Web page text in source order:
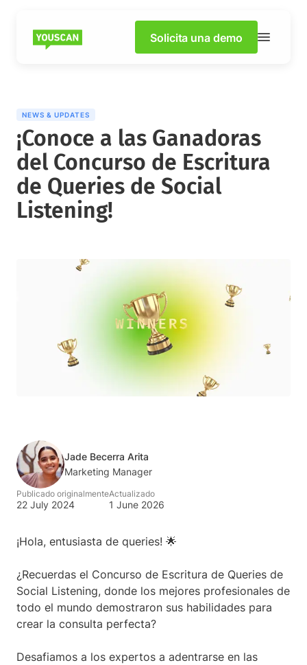
Solicita una demo
NEWS & UPDATES
¡Conoce a las Ganadoras
del Concurso de Escritura
de Queries de Social
Listening!
Jade Becerra Arita
Marketing Manager
Publicado originalmente
22 July 2024
Actualizado
1 June 2026
¡Hola, entusiasta de queries! 🌟
¿Recuerdas el Concurso de Escritura de Queries de
Social Listening, donde los mejores profesionales de
todo el mundo demostraron sus habilidades para
crear la consulta perfecta?
Desafiamos a los expertos a adentrarse en las